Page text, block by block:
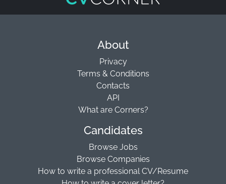
About
Privacy
Terms & Conditions
Contacts
API
What are Corners?
Candidates
Browse Jobs
Browse Companies
How to write a professional CV/Resume